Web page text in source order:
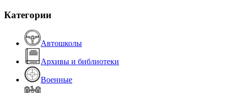
Категории
Автошколы
Архивы и библиотеки
Военные